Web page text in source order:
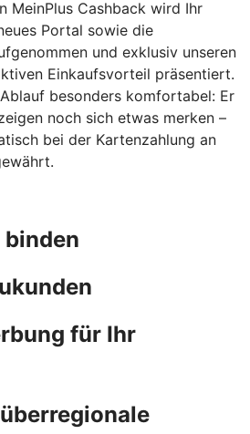
MeinPlus Cashback wird Ihr
Portal sowie die
und exklusiv unseren
Einkaufsvorteil präsentiert.
besonders komfortabel: Er
noch sich etwas merken –
bei der Kartenzahlung an
binden
für Ihr